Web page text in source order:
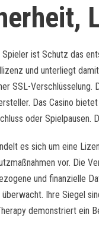
Spieler ist Schutz das
und unterliegt
SSL-Verschlüsselung.
Das Casino
oder Spielpausen.
es sich um eine
vor. Die
und finanzielle
Ihre Siegel
demonstriert ein